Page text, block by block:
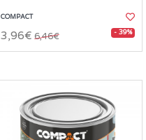
COMPACT
3,96€ 6,46€ - 39%